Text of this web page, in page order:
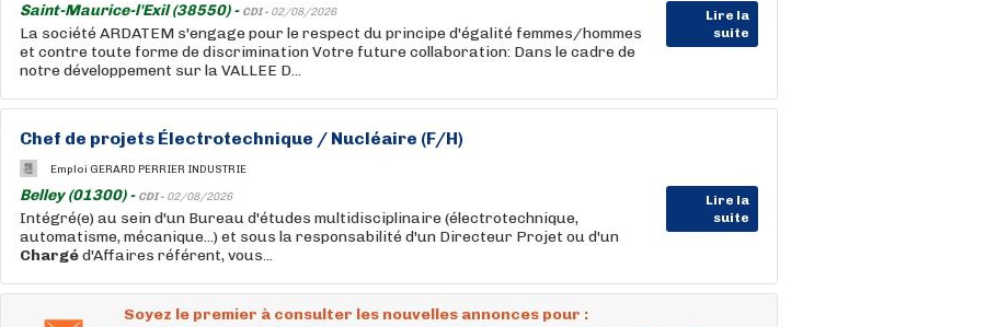
Saint-Maurice-l'Exil (38550) - CDI - 02/08/2026
Lire la
suite
La société ARDATEM s'engage pour le respect du principe d'égalité femmes/hommes
et contre toute forme de discrimination Votre future collaboration: Dans le cadre de
notre développement sur la VALLEE D...
Chef de projets Électrotechnique / Nucléaire (F/H)
Emploi GERARD PERRIER INDUSTRIE
Belley (01300) - CDI - 02/08/2026
Lire la
suite
Intégré(e) au sein d'un Bureau d'études multidisciplinaire (électrotechnique,
automatisme, mécanique...) et sous la responsabilité d'un Directeur Projet ou d'un
Chargéd'Affaires référent, vous...
Soyez le premier à consulter les nouvelles annonces pour :